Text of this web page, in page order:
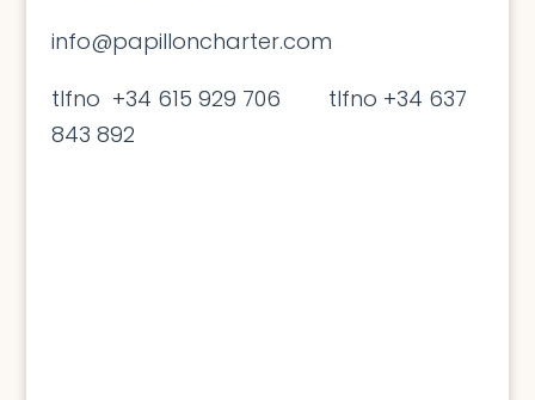
info@papilloncharter.com
tlfno +34 615 929 706 tlfno +34 637
843 892